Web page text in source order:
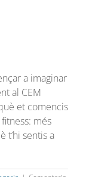
a imaginar
al CEM
et comencis
més
t’hi sentis a